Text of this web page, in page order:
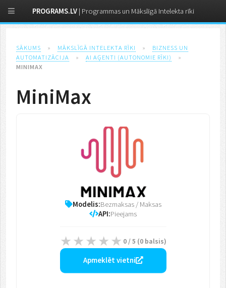
SĀKUMS » MĀKSLĪGĀ INTELEKTA RĪKI »
BIZNESS UN
AUTOMATIZĀCIJA
» AI AĢENTI (AUTONOMIE RĪKI)
»
MINIMAX
MiniMax
Modelis:Bezmaksas / Maksas
API:Pieejams
0/ 5 (0balsis)
Apmeklēt vietni
PROGRAMS.LV | Programmas un Mākslīgā Intelekta rīki